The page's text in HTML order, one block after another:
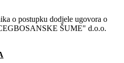
o postupku dodjele ugovora o
ŠUME" d.o.o.